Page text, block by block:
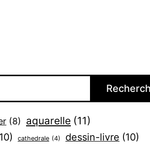
(8) aquarelle (11)
cathedrale (4) dessin-livre (10)